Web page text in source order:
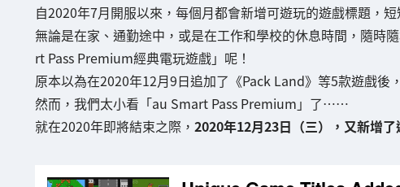
自2020年7月開服以來，每個月都會新增可遊玩的遊戲標題，
無論是在家、通勤途中，或是在工作和學校的休息時間，隨時
rt Pass Premium經典電玩遊戲」呢！
原本以為在2020年12月9日追加了《Pack Land》等5款遊戲後
然而，我們太小看「au Smart Pass Premium」了……
就在2020年即將結束之際， 2020年12月23日（三），又新增了